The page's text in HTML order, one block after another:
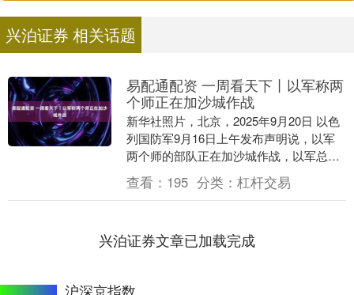
兴泊证券 相关话题
易配通配资 一周看天下丨以军称两
个师正在加沙城作战
新华社照片，北京，2025年9月20日 以色
列国防军9月16日上午发布声明说，以军
两个师的部队正在加沙城作战，以军总参
谋长埃亚勒·扎米尔已进入战区。 这是9月
1....
查看： 195 分类： 杠杆交易
兴泊证券文章已加载完成
沪深京指数